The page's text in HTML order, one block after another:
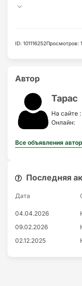
ID: 101116252Просмотров:
Автор
Тарас
На сайте :
Онлайн:
Все объявления
Последняя
Дата
04.04.2026
09.02.2026
02.12.2025